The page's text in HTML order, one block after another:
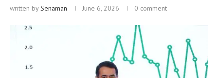
written bySenaman June 6, 2026 0 comment